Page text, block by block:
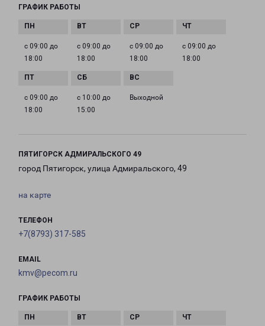
ГРАФИК РАБОТЫ
с 09:00 до
18:00
с 09:00 до
18:00
с 09:00 до
18:00
с 09:00 до
18:00
с 09:00 до
18:00
с 10:00 до
15:00
Выходной
ПЯТИГОРСК АДМИРАЛЬСКОГО 49
город Пятигорск, улица Адмиральского, 49
на карте
ТЕЛЕФОН
+7(8793) 317-585
EMAIL
kmv@pecom.ru
ГРАФИК РАБОТЫ